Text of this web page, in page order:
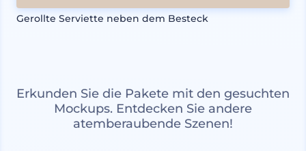
Gerollte Serviette neben dem Besteck
Erkunden Sie die Pakete mit den gesuchten
Mockups. Entdecken Sie andere
atemberaubende Szenen!